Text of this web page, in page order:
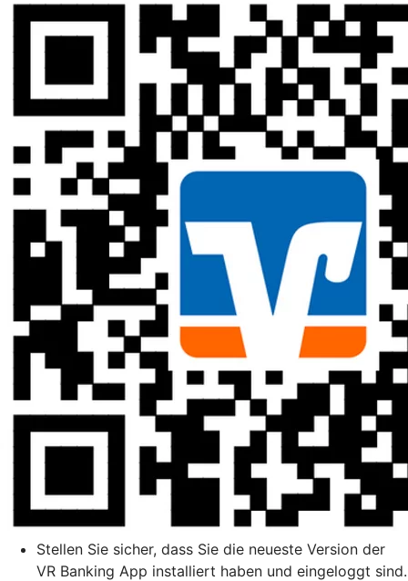
Stellen Sie sicher, dass Sie die neueste Version der
VR Banking App installiert haben und eingeloggt sind.